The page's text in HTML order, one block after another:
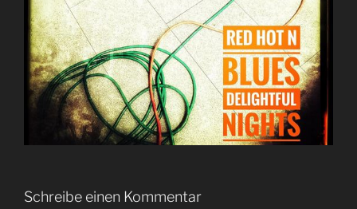
Schreibe einen Kommentar